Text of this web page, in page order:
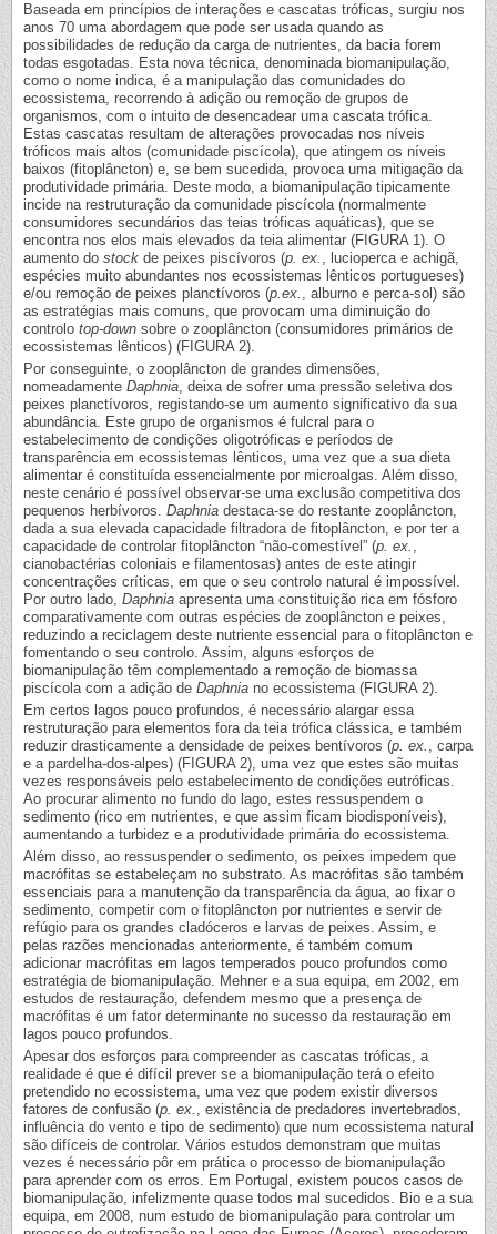
Baseada em princípios de interações e cascatas tróficas, surgiu nos
anos 70 uma abordagem que pode ser usada quando as
possibilidades de redução da carga de nutrientes, da bacia forem
todas esgotadas. Esta nova técnica, denominada biomanipulação,
como o nome indica, é a manipulação das comunidades do
ecossistema, recorrendo à adição ou remoção de grupos de
organismos, com o intuito de desencadear uma cascata trófica.
Estas cascatas resultam de alterações provocadas nos níveis
tróficos mais altos (comunidade piscícola), que atingem os níveis
baixos (fitoplâncton) e, se bem sucedida, provoca uma mitigação da
produtividade primária. Deste modo, a biomanipulação tipicamente
incide na restruturação da comunidade piscícola (normalmente
consumidores secundários das teias tróficas aquáticas), que se
encontra nos elos mais elevados da teia alimentar (FIGURA 1). O
aumento do stock de peixes piscívoros (p. ex. , lucioperca e achigã,
espécies muito abundantes nos ecossistemas lênticos portugueses)
e/ou remoção de peixes planctívoros (p.ex. , alburno e perca-sol) são
as estratégias mais comuns, que provocam uma diminuição do
controlo top-down sobre o zooplâncton (consumidores primários de
ecossistemas lênticos) (FIGURA 2).
Por conseguinte, o zooplâncton de grandes dimensões,
nomeadamente Daphnia, deixa de sofrer uma pressão seletiva dos
peixes planctívoros, registando-se um aumento significativo da sua
abundância. Este grupo de organismos é fulcral para o
estabelecimento de condições oligotróficas e períodos de
transparência em ecossistemas lênticos, uma vez que a sua dieta
alimentar é constituída essencialmente por microalgas. Além disso,
neste cenário é possível observar-se uma exclusão competitiva dos
pequenos herbívoros. Daphnia destaca-se do restante zooplâncton,
dada a sua elevada capacidade filtradora de fitoplâncton, e por ter a
capacidade de controlar fitoplâncton “não-comestível” (p. ex. ,
cianobactérias coloniais e filamentosas) antes de este atingir
concentrações críticas, em que o seu controlo natural é impossível.
Por outro lado, Daphnia apresenta uma constituição rica em fósforo
comparativamente com outras espécies de zooplâncton e peixes,
reduzindo a reciclagem deste nutriente essencial para o fitoplâncton e
fomentando o seu controlo. Assim, alguns esforços de
biomanipulação têm complementado a remoção de biomassa
piscícola com a adição de Daphnia no ecossistema (FIGURA 2).
Em certos lagos pouco profundos, é necessário alargar essa
restruturação para elementos fora da teia trófica clássica, e também
reduzir drasticamente a densidade de peixes bentívoros (p. ex. , carpa
e a pardelha-dos-alpes) (FIGURA 2), uma vez que estes são muitas
vezes responsáveis pelo estabelecimento de condições eutróficas.
Ao procurar alimento no fundo do lago, estes ressuspendem o
sedimento (rico em nutrientes, e que assim ficam biodisponíveis),
aumentando a turbidez e a produtividade primária do ecossistema.
Além disso, ao ressuspender o sedimento, os peixes impedem que
macrófitas se estabeleçam no substrato. As macrófitas são também
essenciais para a manutenção da transparência da água, ao fixar o
sedimento, competir com o fitoplâncton por nutrientes e servir de
refúgio para os grandes cladóceros e larvas de peixes. Assim, e
pelas razões mencionadas anteriormente, é também comum
adicionar macrófitas em lagos temperados pouco profundos como
estratégia de biomanipulação. Mehner e a sua equipa, em 2002, em
estudos de restauração, defendem mesmo que a presença de
macrófitas é um fator determinante no sucesso da restauração em
lagos pouco profundos.
Apesar dos esforços para compreender as cascatas tróficas, a
realidade é que é difícil prever se a biomanipulação terá o efeito
pretendido no ecossistema, uma vez que podem existir diversos
fatores de confusão (p. ex. , existência de predadores invertebrados,
influência do vento e tipo de sedimento) que num ecossistema natural
são difíceis de controlar. Vários estudos demonstram que muitas
vezes é necessário pôr em prática o processo de biomanipulação
para aprender com os erros. Em Portugal, existem poucos casos de
biomanipulação, infelizmente quase todos mal sucedidos. Bio e a sua
equipa, em 2008, num estudo de biomanipulação para controlar um